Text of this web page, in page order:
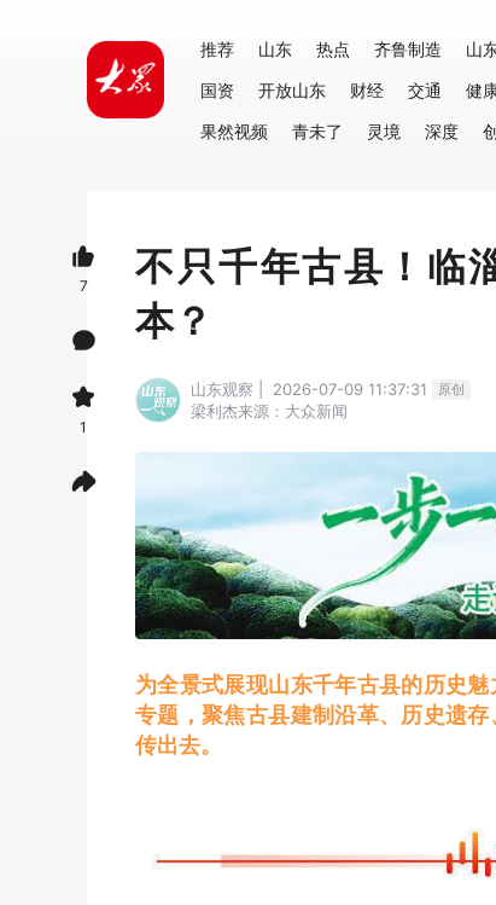
推荐 山东 热点 齐鲁制造 山
国资
开放山东 财经 交通 健
果然视频
青未了 灵境 深度
不只千年古县！临
本？
山东观察 | 2026-07-09 11:37:31 原创
梁利杰来源：大众新闻
为全景式展现山东千年古县的历史
专题，聚焦古县建制沿革、历史遗
传出去。
7
1